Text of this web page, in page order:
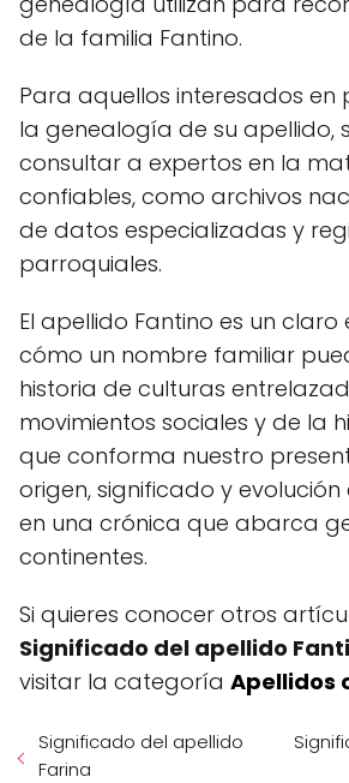
de la familia Fantino.
Para aquellos interesados en
la genealogía de su apellido,
consultar a expertos en la
confiables, como archivos
de datos especializadas y
parroquiales.
El apellido Fantino es un claro
cómo un nombre familiar
historia de culturas
movimientos sociales y de la
que conforma nuestro
origen, significado y evolución
en una crónica que abarca
continentes.
Si quieres conocer otros
Significado del apellido
visitar la categoría Apellidos
Significado del apellido
Farina